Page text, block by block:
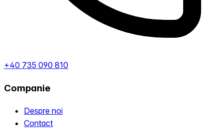
+40 735 090 810
Companie
Despre noi
Contact